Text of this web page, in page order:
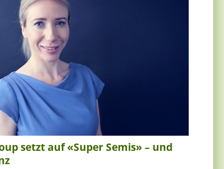
setzt auf «Super Semis» – und